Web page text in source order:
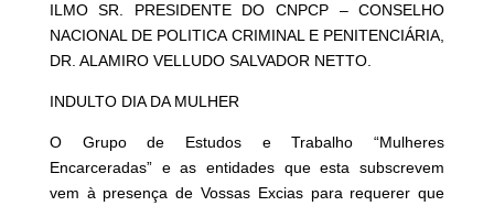
ILMO SR. PRESIDENTE DO CNPCP – CONSELHO
NACIONAL DE POLITICA CRIMINAL E PENITENCIÁRIA,
DR. ALAMIRO VELLUDO SALVADOR NETTO.
INDULTO DIA DA MULHER
O Grupo de Estudos e Trabalho “Mulheres
Encarceradas” e as entidades que esta subscrevem
vem à presença de Vossas Excias para requerer que